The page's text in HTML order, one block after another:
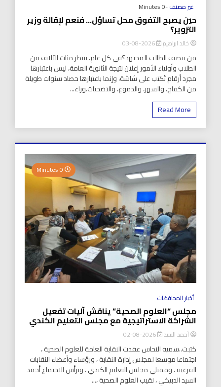
غير مصنف-0 Minutes
حين يصبح التفوق محل تساؤل… فنعم لإقالة وزير
التزوير؟
خالد ابراهيم 2026-08-03
من ينصف الطالب المجتهد؟في كل عام، ينتظر مئات الآلاف من
الطلاب وأولياء الأمور إعلان نتيجة الثانوية العامة، ليس باعتبارها
مجرد أرقام تُكتب على شاشة، وإنما باعتبارها حصاد سنوات طويلة
من الكفاح، والسهر، والدموع، والتضحيات.وراء...
Read More
أخبار المحافظات
مجلس “العلوم الصحية” يناقش آليات تفعيل
الشراكة الاستراتيجية مع مجلس التعليم الكندي
أحمد السيد 2026-08-02
كتبت..سمية النحاس عقدت النقابة العامة للعلوم الصحية ،
اجتماعا موسعا لمجلس إدارة النقابة ، ورؤساء وأعضاء النقابات
الفرعية ، وممثلي مجلس التعليم الكندي ، وترأس الاجتماع أحمد
السيد الدبيكي ، نقيب العلوم الصحية ،...